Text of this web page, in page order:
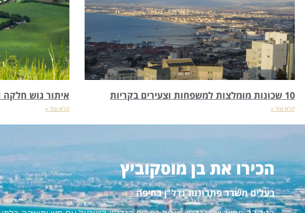
10 שכונות מומלצות למשפחות וצעירים בקריות
קרא עוד »
איתור גוש
קרא עוד »
הכירו את בן מוסקוביץ
בעלים משרד פתרונות נדל"ן בחיפה